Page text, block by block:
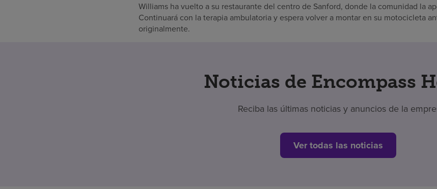
Williams ha vuelto a su restaurante del centro de Sanford, donde la comunidad la
Continuará con la terapia ambulatoria y espera volver a montar en su motocicleta
originalmente.
Noticias de Encompass
Reciba las últimas noticias y anuncios de la
Ver todas las noticias